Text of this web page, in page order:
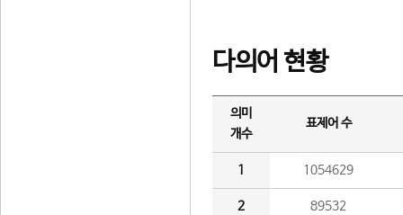
다의어 현황
의미
개수
표제어 수
1 1054629
2 89532